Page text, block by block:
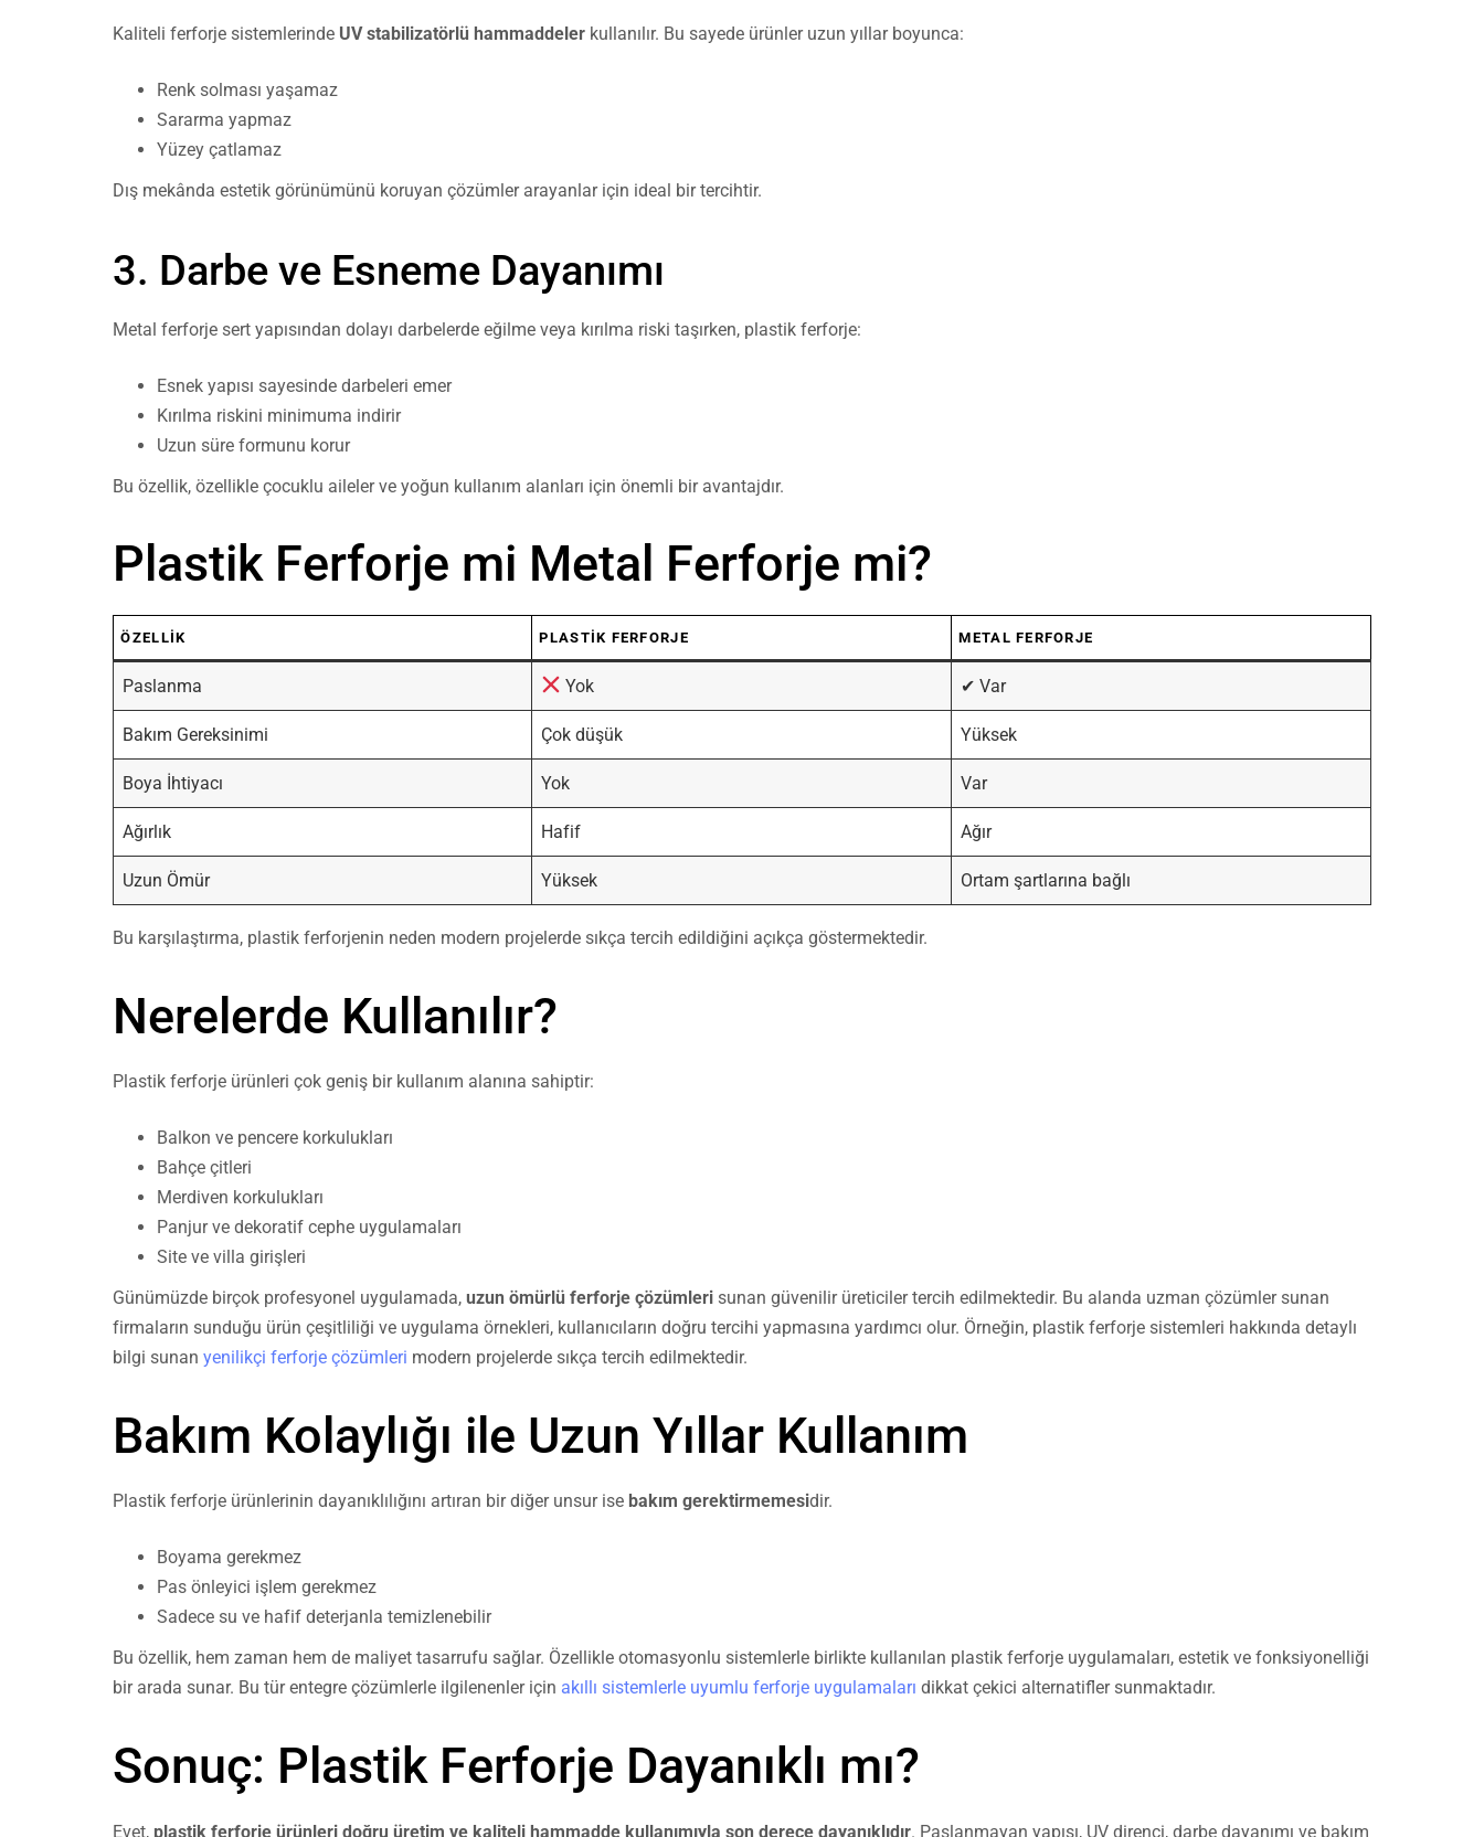
Kaliteli ferforje sistemlerinde UV stabilizatörlü hammaddeler kullanılır. Bu sayede ürünler uzun yıllar boyunca:
Renk solması yaşamaz
Sararma yapmaz
Yüzey çatlamaz
Dış mekânda estetik görünümünü koruyan çözümler arayanlar için ideal bir tercihtir.
3. Darbe ve Esneme Dayanımı
Metal ferforje sert yapısından dolayı darbelerde eğilme veya kırılma riski taşırken, plastik ferforje:
Esnek yapısı sayesinde darbeleri emer
Kırılma riskini minimuma indirir
Uzun süre formunu korur
Bu özellik, özellikle çocuklu aileler ve yoğun kullanım alanları için önemli bir avantajdır.
Plastik Ferforje mi Metal Ferforje mi?
ÖZELLIK PLASTIK FERFORJE METAL FERFORJE
Paslanma Yok ✔ Var
Bakım Gereksinimi Çok düşük Yüksek
Boya İhtiyacı Yok Var
Ağırlık Hafif Ağır
Uzun Ömür Yüksek Ortam şartlarına bağlı
Bu karşılaştırma, plastik ferforjenin neden modern projelerde sıkça tercih edildiğini açıkça göstermektedir.
Nerelerde Kullanılır?
Plastik ferforje ürünleri çok geniş bir kullanım alanına sahiptir:
Balkon ve pencere korkulukları
Bahçe çitleri
Merdiven korkulukları
Panjur ve dekoratif cephe uygulamaları
Site ve villa girişleri
Günümüzde birçok profesyonel uygulamada, uzun ömürlü ferforje çözümleri sunan güvenilir üreticiler tercih edilmektedir. Bu alanda uzman çözümler sunan
firmaların sunduğu ürün çeşitliliği ve uygulama örnekleri, kullanıcıların doğru tercihi yapmasına yardımcı olur. Örneğin, plastik ferforje sistemleri hakkında detaylı
bilgi sunan yenilikçi ferforje çözümleri modern projelerde sıkça tercih edilmektedir.
Bakım Kolaylığı ile Uzun Yıllar Kullanım
Plastik ferforje ürünlerinin dayanıklılığını artıran bir diğer unsur ise bakım gerektirmemesidir.
Boyama gerekmez
Pas önleyici işlem gerekmez
Sadece su ve hafif deterjanla temizlenebilir
Bu özellik, hem zaman hem de maliyet tasarrufu sağlar. Özellikle otomasyonlu sistemlerle birlikte kullanılan plastik ferforje uygulamaları, estetik ve fonksiyonelliği
bir arada sunar. Bu tür entegre çözümlerle ilgilenenler için akıllı sistemlerle uyumlu ferforje uygulamaları dikkat çekici alternatifler sunmaktadır.
Sonuç: Plastik Ferforje Dayanıklı mı?
Evet, plastik ferforje ürünleri doğru üretim ve kaliteli hammadde kullanımıyla son derece dayanıklıdır. Paslanmayan yapısı, UV direnci, darbe dayanımı ve bakım